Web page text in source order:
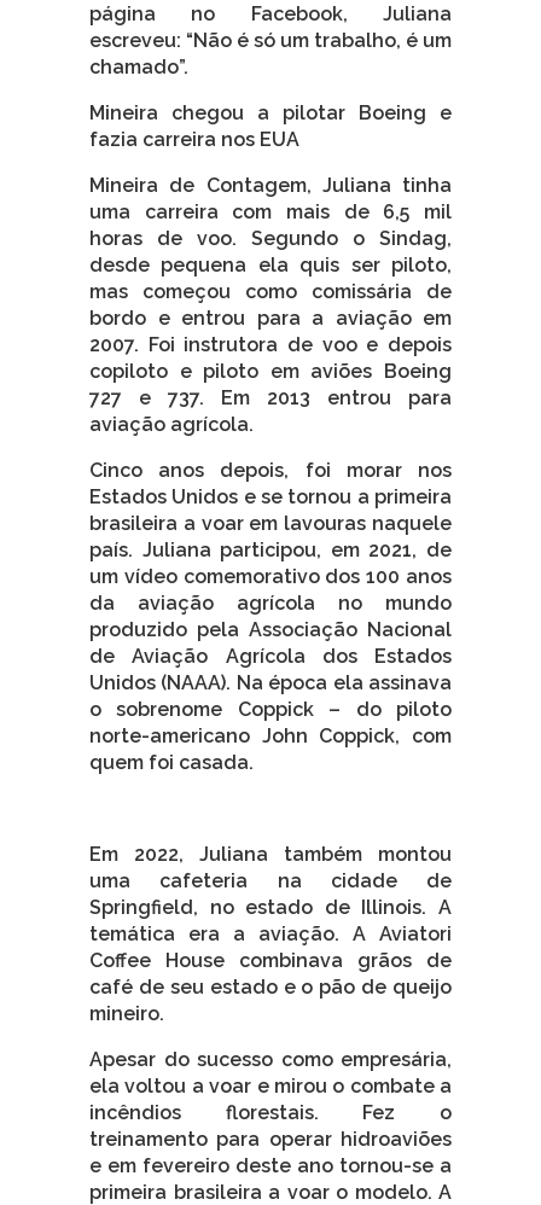
página no Facebook, Juliana
escreveu: “Não é só um trabalho, é um
chamado”.
Mineira chegou a pilotar Boeing e
fazia carreira nos EUA
Mineira de Contagem, Juliana tinha
uma carreira com mais de 6,5 mil
horas de voo. Segundo o Sindag,
desde pequena ela quis ser piloto,
mas começou como comissária de
bordo e entrou para a aviação em
2007. Foi instrutora de voo e depois
copiloto e piloto em aviões Boeing
727 e 737. Em 2013 entrou para
aviação agrícola.
Cinco anos depois, foi morar nos
Estados Unidos e se tornou a primeira
brasileira a voar em lavouras naquele
país. Juliana participou, em 2021, de
um vídeo comemorativo dos 100 anos
da aviação agrícola no mundo
produzido pela Associação Nacional
de Aviação Agrícola dos Estados
Unidos (NAAA). Na época ela assinava
o sobrenome Coppick – do piloto
norte-americano John Coppick, com
quem foi casada.
Em 2022, Juliana também montou
uma cafeteria na cidade de
Springfield, no estado de Illinois. A
temática era a aviação. A Aviatori
Coffee House combinava grãos de
café de seu estado e o pão de queijo
mineiro.
Apesar do sucesso como empresária,
ela voltou a voar e mirou o combate a
incêndios florestais. Fez o
treinamento para operar hidroaviões
e em fevereiro deste ano tornou-se a
primeira brasileira a voar o modelo. A